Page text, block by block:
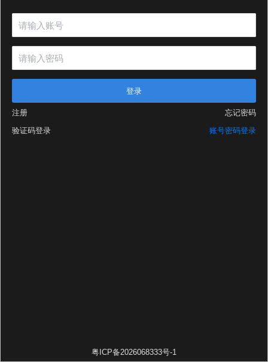
登录
注册
忘记密码
验证码登录
账号密码登录
粤ICP备2026068333号-1